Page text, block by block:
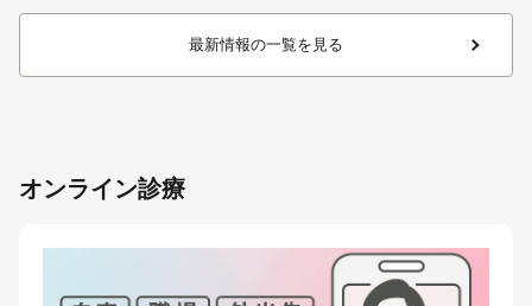
最新情報の一覧を見る
オンライン診療